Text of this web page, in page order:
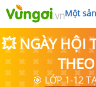
Một
💥 NGÀY HỘI
🎯 LỚP 1-12